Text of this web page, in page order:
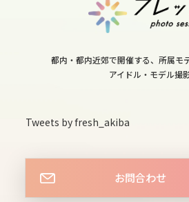
13
tue
wed
16
都内・都内近郊で開催する、所属モ
アイドル・モデル撮
Tweets by fresh_akiba
お問合わせ